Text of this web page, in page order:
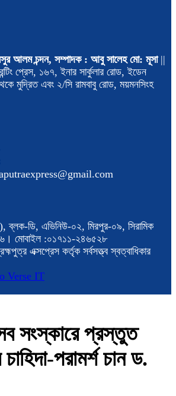
আলম চন্দন, সম্পাদক : আবু সালেহ মো: মূসা||
প্রেস, ১৬৭, ইনার সার্কুলার রোড, ইডেন
মুদ্রিত এবং ২/সি রামবাবু রোড, ময়মনসিংহ
ব্লক-ডি, এভিনিউ-০২, মিরপুর-০৯, সিরামিক
মোবাইল :০১৭১১-২৪৬৫২৮
এক্সপ্রেস কর্তৃক সর্বসত্ত্ব স্বত্বাধিকার
Verse IT
সংস্কারে প্রস্তুত
পরামর্শ চান ড.